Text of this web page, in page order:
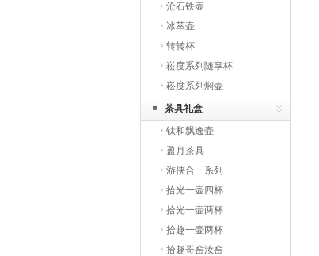
沧石铁壶
冰萃壶
转转杯
崧度系列随享杯
崧度系列焖壶
茶具礼盒
钛和飘逸壶
盈月茶具
游侠合一系列
拾光一壶四杯
拾光一壶两杯
拾趣一壶两杯
拾趣哥窑汝窑